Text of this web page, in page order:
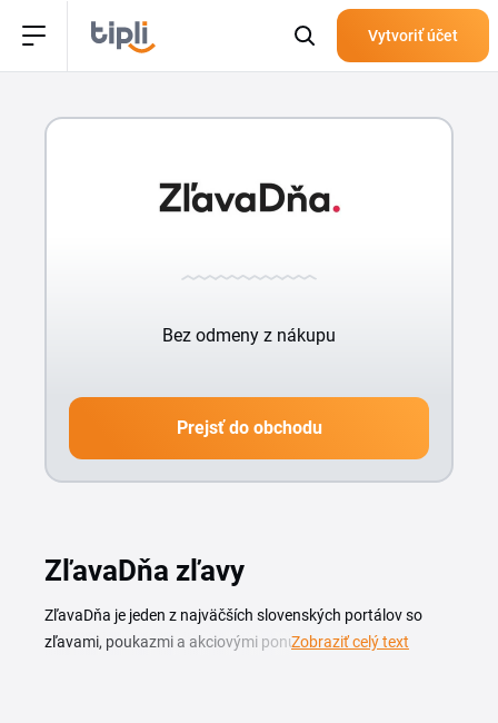
Vytvoriť účet
Bez odmeny z nákupu
Prejsť do obchodu
ZľavaDňa zľavy
ZľavaDňa je jeden z najväčších slovenských portálov so
zľavami, poukazmi a akciovými ponukami a vďaka
Zobraziť celý text